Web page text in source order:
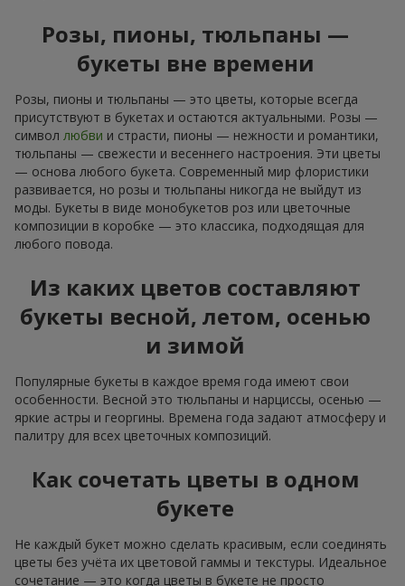
Розы, пионы, тюльпаны —
букеты вне времени
Розы, пионы и тюльпаны — это цветы, которые всегда
присутствуют в букетах и остаются актуальными. Розы —
символ любви и страсти, пионы — нежности и романтики,
тюльпаны — свежести и весеннего настроения. Эти цветы
— основа любого букета. Современный мир флористики
развивается, но розы и тюльпаны никогда не выйдут из
моды. Букеты в виде монобукетов роз или цветочные
композиции в коробке — это классика, подходящая для
любого повода.
Из каких цветов составляют
букеты весной, летом, осенью
и зимой
Популярные букеты в каждое время года имеют свои
особенности. Весной это тюльпаны и нарциссы, осенью —
яркие астры и георгины. Времена года задают атмосферу и
палитру для всех цветочных композиций.
Как сочетать цветы в одном
букете
Не каждый букет можно сделать красивым, если соединять
цветы без учёта их цветовой гаммы и текстуры. Идеальное
сочетание — это когда цветы в букете не просто